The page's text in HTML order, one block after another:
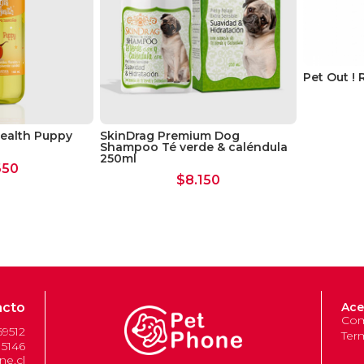
Puppy SkinDrag Premium Dog
Shampoo Té verde & caléndula
250ml
$8.150
Pet Out !